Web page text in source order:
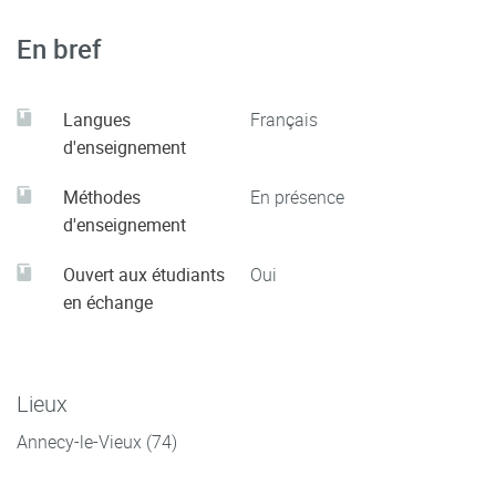
(2016)
NEWSLETTERS :
L’Usine Digitale / ADN / Comarketing News / Journal du Net
France / Maddynews
En bref
Langues
d'enseignement
Français
Méthodes
d'enseignement
En présence
Ouvert aux étudiants
en échange
Oui
Lieux
Annecy-le-Vieux (74)